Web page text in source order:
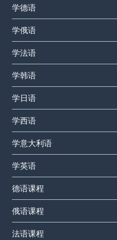
学德语
学俄语
学法语
学韩语
学日语
学西语
学意大利语
学英语
德语课程
俄语课程
法语课程